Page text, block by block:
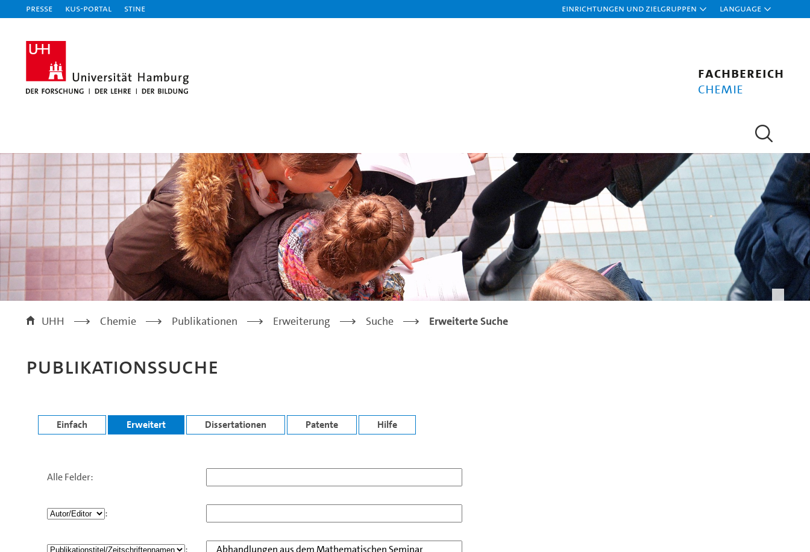
Presse KUS-Portal STiNE Einrichtungen und Zielgruppen Language
Fachbereich
Chemie
UHH > Chemie > Publikationen > Erweiterung > Suche > Erweiterte Suche
Publikationssuche
Einfach Erweitert Dissertationen Patente Hilfe
Alle Felder:
: